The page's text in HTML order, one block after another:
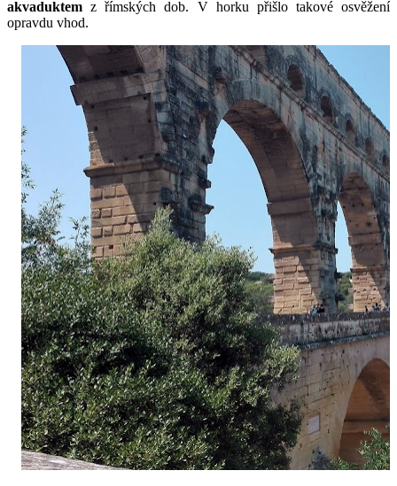
akvaduktem z římských dob. V horku přišlo takové osvěžení
opravdu vhod.